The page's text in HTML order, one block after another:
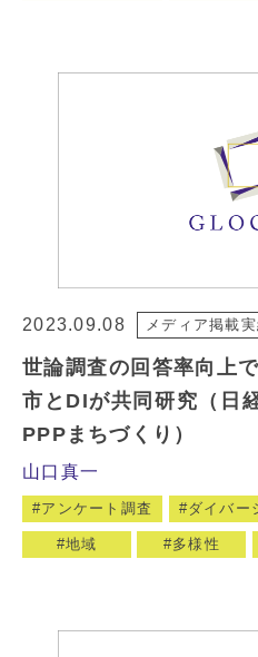
2023.09.08 メディア掲載
世論調査の回答率向上
市とDIが共同研究（日
PPPまちづくり）
山口真一
アンケート調査 ダイバー
地域 多様性